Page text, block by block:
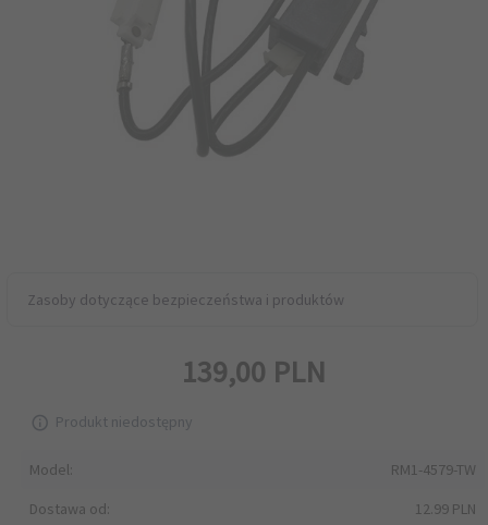
Zasoby dotyczące bezpieczeństwa i produktów
Model:
RM1-4579-TW
Dostawa od:
12.99 PLN
139,00 PLN
Produkt niedostępny